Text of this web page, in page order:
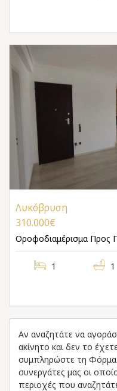
Λυκόβρυση
310.000€
Οροφοδιαμέρισμα Προς
1 1
Αν αναζητάτε να
ακίνητο και δεν το
συμπληρώστε τη Φόρμα
συνεργάτες μας οι
περιοχές που